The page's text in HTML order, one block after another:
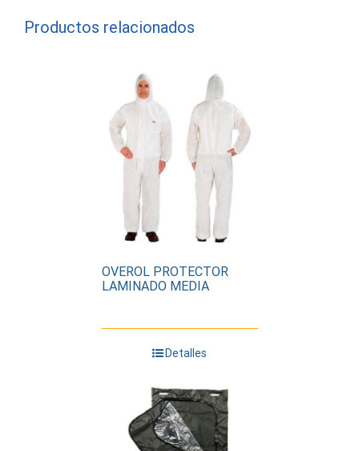
Productos relacionados
OVEROL PROTECTOR
LAMINADO MEDIA
Detalles